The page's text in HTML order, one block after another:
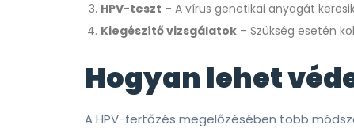
HPV-teszt – A vírus genetikai anyagát
Kiegészítő vizsgálatok – Szükség esetén
Hogyan lehet
A HPV-fertőzés megelőzésében több